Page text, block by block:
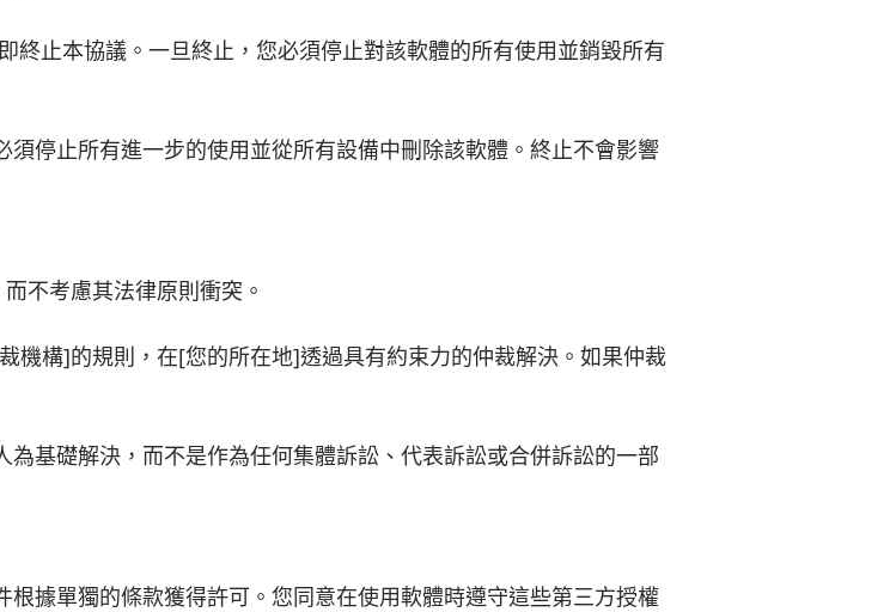
終止本協議。一旦終止，您必須停止對該軟體的所有使用並銷毀所有
停止所有進一步的使用並從所有設備中刪除該軟體。終止不會影響
不考慮其法律原則衝突。
機構]的規則，在[您的所在地]透過具有約束力的仲裁解決。如果仲裁
基礎解決，而不是作為任何集體訴訟、代表訴訟或合併訴訟的一部
據單獨的條款獲得許可。您同意在使用軟體時遵守這些第三方授權